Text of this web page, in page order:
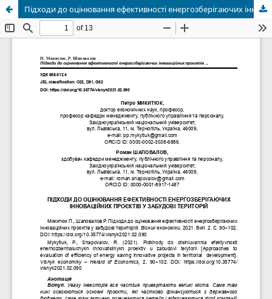
Підходи до оцінювання ефективності енергозберігаючих інноваційних проєктів у забудові територій